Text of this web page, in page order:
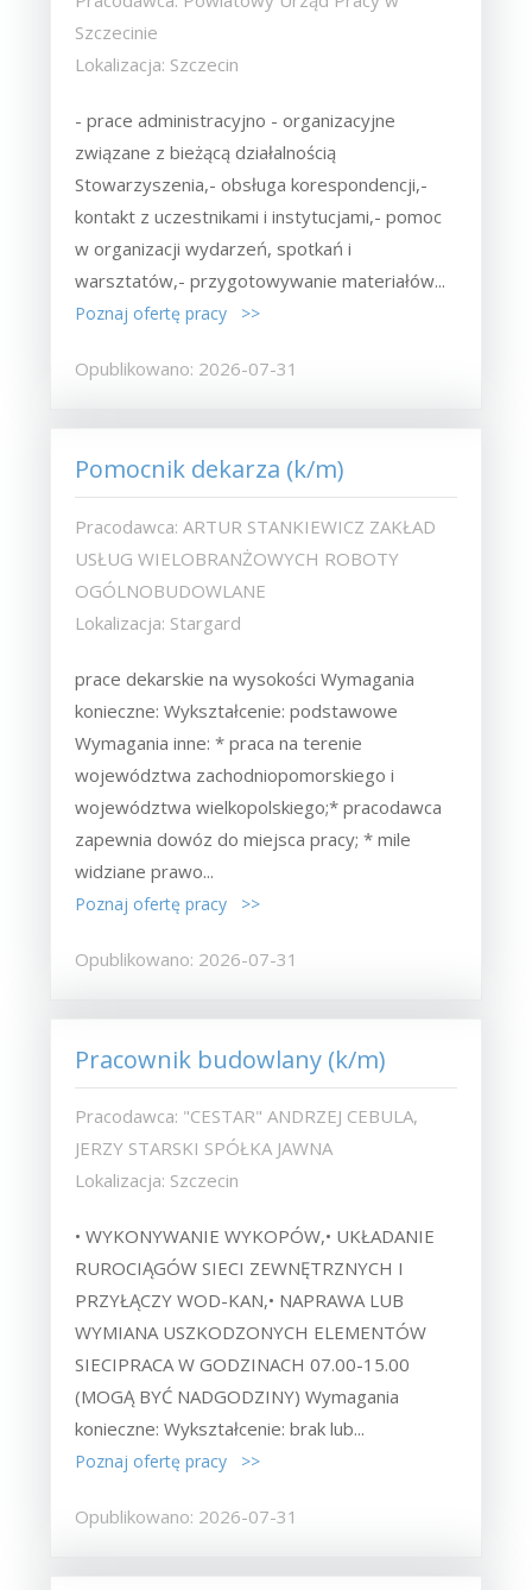
Szczecinie
Lokalizacja: Szczecin
- prace administracyjno - organizacyjne
związane z bieżącą działalnością
Stowarzyszenia,- obsługa korespondencji,-
kontakt z uczestnikami i instytucjami,- pomoc
w organizacji wydarzeń, spotkań i
warsztatów,- przygotowywanie materiałów...
Poznaj ofertę pracy >>
Opublikowano: 2026-07-31
Pomocnik dekarza (k/m)
Pracodawca: ARTUR STANKIEWICZ ZAKŁAD
USŁUG WIELOBRANŻOWYCH ROBOTY
OGÓLNOBUDOWLANE
Lokalizacja: Stargard
prace dekarskie na wysokości Wymagania
konieczne: Wykształcenie: podstawowe
Wymagania inne: * praca na terenie
województwa zachodniopomorskiego i
województwa wielkopolskiego;* pracodawca
zapewnia dowóz do miejsca pracy; * mile
widziane prawo...
Poznaj ofertę pracy >>
Opublikowano: 2026-07-31
Pracownik budowlany (k/m)
Pracodawca: "CESTAR" ANDRZEJ CEBULA,
JERZY STARSKI SPÓŁKA JAWNA
Lokalizacja: Szczecin
• WYKONYWANIE WYKOPÓW,• UKŁADANIE
RUROCIĄGÓW SIECI ZEWNĘTRZNYCH I
PRZYŁĄCZY WOD-KAN,• NAPRAWA LUB
WYMIANA USZKODZONYCH ELEMENTÓW
SIECIPRACA W GODZINACH 07.00-15.00
(MOGĄ BYĆ NADGODZINY) Wymagania
konieczne: Wykształcenie: brak lub...
Poznaj ofertę pracy >>
Opublikowano: 2026-07-31